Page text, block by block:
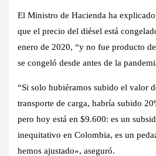
​El Ministro de Hacienda ha
que el precio del diésel está
enero de 2020, “y no fue producto
se congeló desde antes de la
“Si solo hubiéramos subido el valor
transporte de carga, habría subido
pero hoy está en $9.600: es un
inequitativo en Colombia, es un
hemos ajustado», aseguró.